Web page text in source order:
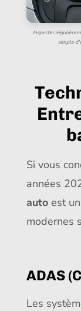
Inspecter
simple
Si vous
années
autoest un
modernes
ADAS
Les